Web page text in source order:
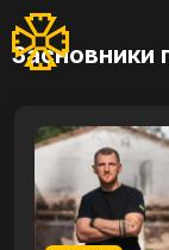
Засновники